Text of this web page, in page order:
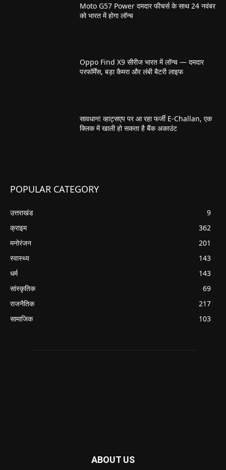
Moto G57 Power दमदार फीचर्स के साथ 24 नवंबर
को भारत में होगा लॉन्च
Oppo Find X9 सीरीज भारत में लॉन्च — दमदार
परफॉर्मेंस, बड़ा कैमरा और लंबी बैटरी लाइफ
सावधान! व्हाट्सएप पर आ रहा फर्जी E-Challan, एक
क्लिक में खाली हो सकता है बैंक अकाउंट
POPULAR CATEGORY
उत्तराखंड
9
क्राइम
362
मनोरंजन
201
स्वास्थ्य
143
धर्म
143
सांस्कृतिक
69
राजनैतिक
217
सामाजिक
103
ABOUT US